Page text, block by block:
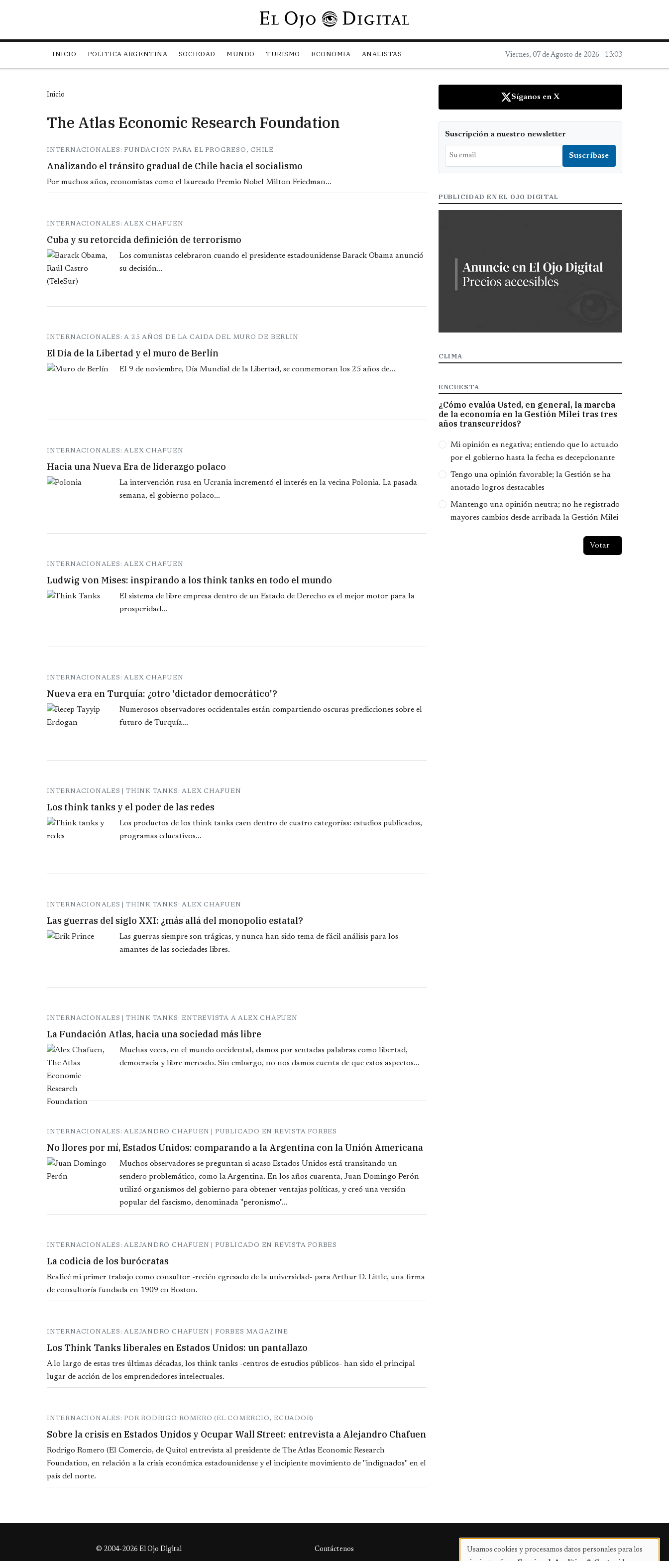
Pasar al contenido principal
INICIO POLITICA ARGENTINA SOCIEDAD MUNDO TURISMO ECONOMIA ANALISTAS Viernes, 07 de Agosto de 2026 - 13:03
Inicio
The Atlas Economic Research Foundation
INTERNACIONALES: FUNDACION PARA EL PROGRESO, CHILE
Analizando el tránsito gradual de Chile hacia el socialismo
Por muchos años, economistas como el laureado Premio Nobel Milton Friedman...
INTERNACIONALES: ALEX CHAFUEN
Cuba y su retorcida definición de terrorismo
Los comunistas celebraron cuando el presidente estadounidense Barack Obama anunció
su decisión...
INTERNACIONALES: A 25 AÑOS DE LA CAIDA DEL MURO DE BERLIN
El Día de la Libertad y el muro de Berlín
El 9 de noviembre, Día Mundial de la Libertad, se conmemoran los 25 años de...
INTERNACIONALES: ALEX CHAFUEN
Hacia una Nueva Era de liderazgo polaco
La intervención rusa en Ucrania incrementó el interés en la vecina Polonia. La pasada
semana, el gobierno polaco...
INTERNACIONALES: ALEX CHAFUEN
Ludwig von Mises: inspirando a los think tanks en todo el mundo
El sistema de libre empresa dentro de un Estado de Derecho es el mejor motor para la
prosperidad...
INTERNACIONALES: ALEX CHAFUEN
Nueva era en Turquía: ¿otro 'dictador democrático'?
Numerosos observadores occidentales están compartiendo oscuras predicciones sobre el
futuro de Turquía...
INTERNACIONALES | THINK TANKS: ALEX CHAFUEN
Los think tanks y el poder de las redes
Los productos de los think tanks caen dentro de cuatro categorías: estudios publicados,
programas educativos...
INTERNACIONALES | THINK TANKS: ALEX CHAFUEN
Las guerras del siglo XXI: ¿más allá del monopolio estatal?
Las guerras siempre son trágicas, y nunca han sido tema de fácil análisis para los
amantes de las sociedades libres.
INTERNACIONALES | THINK TANKS: ENTREVISTA A ALEX CHAFUEN
La Fundación Atlas, hacia una sociedad más libre
Muchas veces, en el mundo occidental, damos por sentadas palabras como libertad,
democracia y libre mercado. Sin embargo, no nos damos cuenta de que estos aspectos...
INTERNACIONALES: ALEJANDRO CHAFUEN | PUBLICADO EN REVISTA FORBES
No llores por mí, Estados Unidos: comparando a la Argentina con la Unión Americana
Muchos observadores se preguntan si acaso Estados Unidos está transitando un
sendero problemático, como la Argentina. En los años cuarenta, Juan Domingo Perón
utilizó organismos del gobierno para obtener ventajas políticas, y creó una versión
popular del fascismo, denominada "peronismo"...
INTERNACIONALES: ALEJANDRO CHAFUEN | PUBLICADO EN REVISTA FORBES
La codicia de los burócratas
Realicé mi primer trabajo como consultor -recién egresado de la universidad- para Arthur D. Little, una firma
de consultoría fundada en 1909 en Boston.
INTERNACIONALES: ALEJANDRO CHAFUEN | FORBES MAGAZINE
Los Think Tanks liberales en Estados Unidos: un pantallazo
A lo largo de estas tres últimas décadas, los think tanks -centros de estudios públicos- han sido el principal
lugar de acción de los emprendedores intelectuales.
INTERNACIONALES: POR RODRIGO ROMERO (EL COMERCIO, ECUADOR)
Sobre la crisis en Estados Unidos y Ocupar Wall Street: entrevista a Alejandro Chafuen
Rodrigo Romero (El Comercio, de Quito) entrevista al presidente de The Atlas Economic Research
Foundation, en relación a la crisis económica estadounidense y el incipiente movimiento de "indignados" en el
país del norte.
Síganos en X
Suscripción a nuestro newsletter
PUBLICIDAD EN EL OJO DIGITAL
CLIMA
ENCUESTA
¿Cómo evalúa Usted, en general, la marcha
de la economía en la Gestión Milei tras tres
años transcurridos?
Opciones
Mi opinión es negativa; entiendo que lo actuado
por el gobierno hasta la fecha es decepcionante
Tengo una opinión favorable; la Gestión se ha
anotado logros destacables
Mantengo una opinión neutra; no he registrado
mayores cambios desde arribada la Gestión Milei
© 2004-2026 El Ojo Digital Contáctenos Publicidad
Uso
Usamos cookies y procesamos datos personales para los